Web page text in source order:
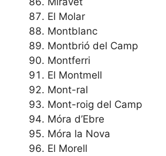
El Molar
Montblanc
Montbrió del Camp
Montferri
El Montmell
Mont-ral
Mont-roig del Camp
Móra d’Ebre
Móra la Nova
El Morell